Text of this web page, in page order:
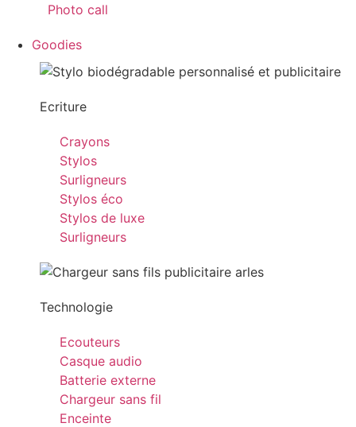
Photo call
Goodies
Ecriture
Crayons
Stylos
Surligneurs
Stylos éco
Stylos de luxe
Surligneurs
Technologie
Ecouteurs
Casque audio
Batterie externe
Chargeur sans fil
Enceinte